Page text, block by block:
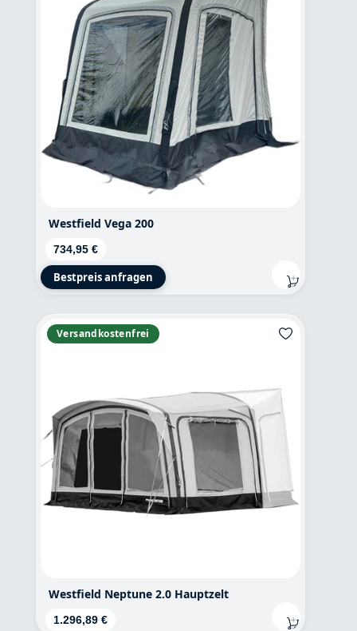
Westfield Vega 200
Regulärer Preis:
734,95 €
Bestpreis anfragen
Versandkostenfrei
Westfield Neptune 2.0 Hauptzelt
Regulärer Preis:
1.296,89 €